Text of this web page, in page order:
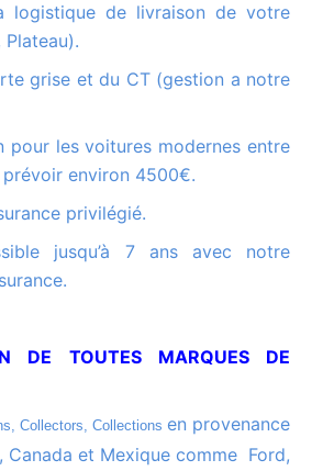
environ 4500€.
privilégié.
Collectors, Collections en provenance
Canada et Mexique comme Ford,